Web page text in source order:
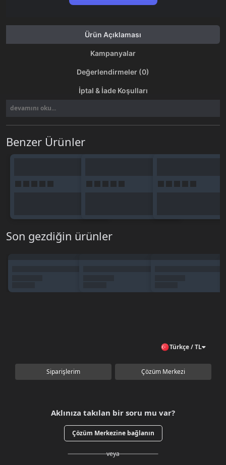
Ürün Açıklaması
Kampanyalar
Değerlendirmeler (0)
İptal & İade Koşulları
devamını oku...
Benzer Ürünler
Son gezdiğin ürünler
Türkçe / TL
Siparişlerim Çözüm Merkezi
Aklınıza takılan bir soru mu var?
Çözüm Merkezine bağlanın
veya